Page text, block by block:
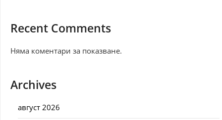
Recent Comments
Няма коментари за показване.
Archives
август 2026